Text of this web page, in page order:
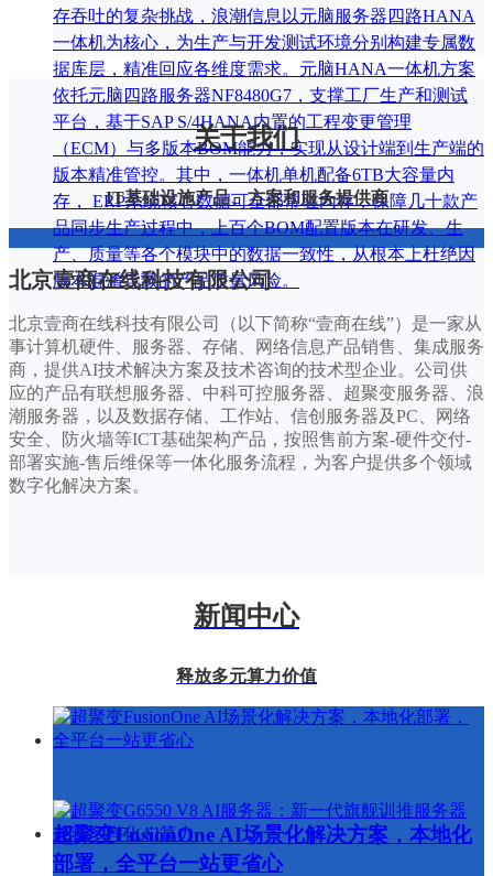
存吞吐的复杂挑战，浪潮信息以元脑服务器四路HANA
一体机为核心，为生产与开发测试环境分别构建专属数
据库层，精准回应各维度需求。元脑HANA一体机方案
依托元脑四路服务器NF8480G7，支撑工厂生产和测试
平台，基于SAP S/4HANA内置的工程变更管理
（ECM）与多版本BOM能力，实现从设计端到生产端的
版本精准管控。其中，一体机单机配备6TB大容量内
存， ERP系统核心数据可全部常驻内存，保障几十款产
品同步生产过程中，上百个BOM配置版本在研发、生
产、质量等各个模块中的数据一致性，从根本上杜绝因
版本混淆导致的产品质量风险。
关于我们
IT基础设施产品、方案和服务提供商
北京壹商在线科技有限公司
北京壹商在线科技有限公司（以下简称“壹商在线”）是一家从
事计算机硬件、服务器、存储、网络信息产品销售、集成服务
商，提供AI技术解决方案及技术咨询的技术型企业。公司供
应的产品有联想服务器、中科可控服务器、超聚变服务器、浪
潮服务器，以及数据存储、工作站、信创服务器及PC、网络
安全、防火墙等ICT基础架构产品 ，按照售前方案-硬件交付-
部署实施-售后维保等一体化服务流程，为客户提供多个领域
数字化解决方案。
新闻中心
释放多元算力价值
超聚变FusionOne AI场景化解决方案，本地化
部署，全平台一站更省心